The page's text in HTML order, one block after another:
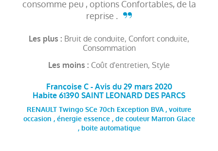
consomme peu , options Confortables, de la
reprise .
Les plus : Bruit de conduite, Confort conduite,
Consommation
Les moins : Coût d'entretien, Style
Françoise C - Avis du 29 mars 2020
Habite 61390 SAINT LEONARD DES PARCS
RENAULT Twingo SCe 70ch Exception BVA , voiture
occasion , énergie essence , de couleur Marron Glace
, boite automatique